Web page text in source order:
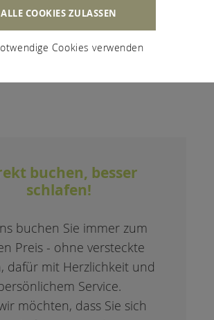
buchen, besser
schlafen!
buchen Sie immer zum
Preis - ohne versteckte
dafür mit Herzlichkeit und
Service.
möchten, dass Sie sich
ALLE COOKIES ZULASSEN
Cookies verwenden